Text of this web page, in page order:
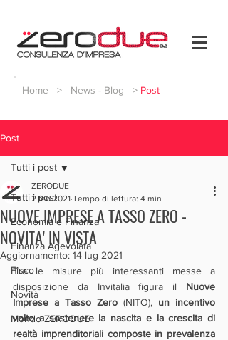
Home > News - Blog > Post
Post
Tutti i post
Economia e Finanza
Finanza Agevolata
Fisco
Novità
Mondo ZERODUE
Tutti i post
NUOVE IMPRESE A TASSO ZERO -
NOVITA' IN VISTA
ZERODUE
2 feb 2021 Tempo di lettura: 4 min
Aggiornamento: 14 lug 2021
Tra le misure più interessanti messe a
disposizione da Invitalia figura il Nuove
Imprese a Tasso Zero (NITO), un incentivo
volto a sostenere la nascita e la crescita di
realtà imprenditoriali composte in prevalenza